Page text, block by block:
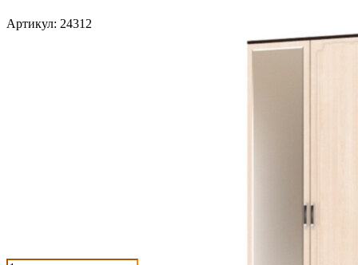
Артикул: 24312